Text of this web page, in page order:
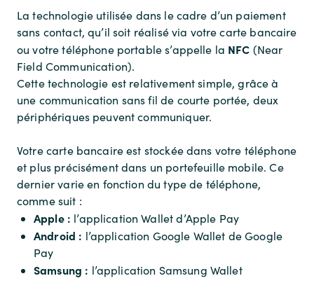
La technologie utilisée dans le cadre d’un paiement
sans contact, qu’il soit réalisé via votre carte bancaire
ou votre téléphone portable s’appelle la NFC (Near
Field Communication).
Cette technologie est relativement simple, grâce à
une communication sans fil de courte portée, deux
périphériques peuvent communiquer.
Votre carte bancaire est stockée dans votre téléphone
et plus précisément dans un portefeuille mobile. Ce
dernier varie en fonction du type de téléphone,
comme suit :
Apple : l’application Wallet d’Apple Pay
Android : l’application Google Wallet de Google
Pay
Samsung : l’application Samsung Wallet